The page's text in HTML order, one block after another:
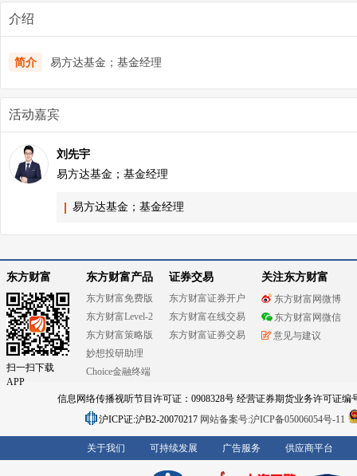
介绍
简介 易方达基金；基金经理
活动嘉宾
刘先宇
易方达基金；基金经理
易方达基金；基金经理
东方财富
扫一扫下载
APP
东方财富产品
东方财富免费版
东方财富Level-2
东方财富策略版
妙想投研助理
Choice金融终端
证券交易
东方财富证券开户
东方财富在线交易
东方财富证券交易
关注东方财富
东方财富网微博
东方财富网微信
意见与建议
信息网络传播视听节目许可证：0908328号 经营证券期货业务许可证编
沪ICP证:沪B2-20070217 网站备案号:沪ICP备05006054号-11
关于我们 可持续发展 广告服务 供应商平台